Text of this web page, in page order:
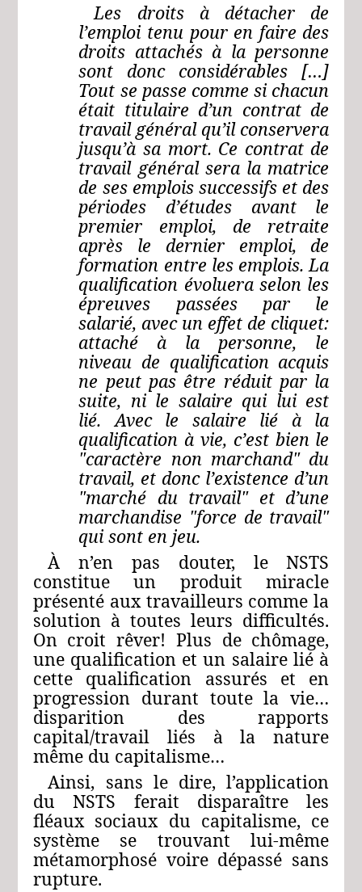
Les droits à détacher de
l’emploi tenu pour en faire des
droits attachés à la personne
sont donc considérables […]
Tout se passe comme si chacun
était titulaire d’un contrat de
travail général qu’il conservera
jusqu’à sa mort. Ce contrat de
travail général sera la matrice
de ses emplois successifs et des
périodes d’études avant le
premier emploi, de retraite
après le dernier emploi, de
formation entre les emplois. La
qualification évoluera selon les
épreuves passées par le
salarié, avec un effet de cliquet:
attaché à la personne, le
niveau de qualification acquis
ne peut pas être réduit par la
suite, ni le salaire qui lui est
lié. Avec le salaire lié à la
qualification à vie, c’est bien le
"caractère non marchand" du
travail, et donc l’existence d’un
"marché du travail" et d’une
marchandise "force de travail"
qui sont en jeu.
À n’en pas douter, le NSTS
constitue un produit miracle
présenté aux travailleurs comme la
solution à toutes leurs difficultés.
On croit rêver! Plus de chômage,
une qualification et un salaire lié à
cette qualification assurés et en
progression durant toute la vie…
disparition des rapports
capital/travail liés à la nature
même du capitalisme…
Ainsi, sans le dire, l’application
du NSTS ferait disparaître les
fléaux sociaux du capitalisme, ce
système se trouvant lui-même
métamorphosé voire dépassé sans
rupture.